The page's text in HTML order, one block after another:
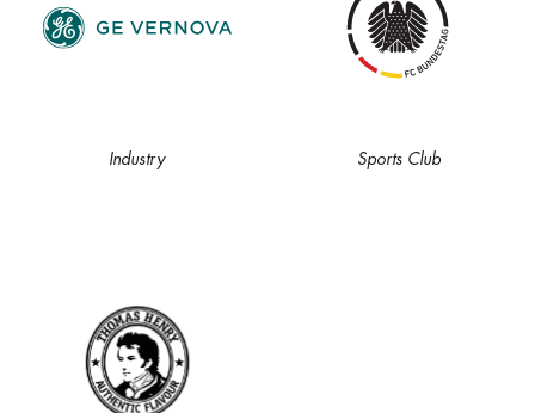
Industry Sports Club